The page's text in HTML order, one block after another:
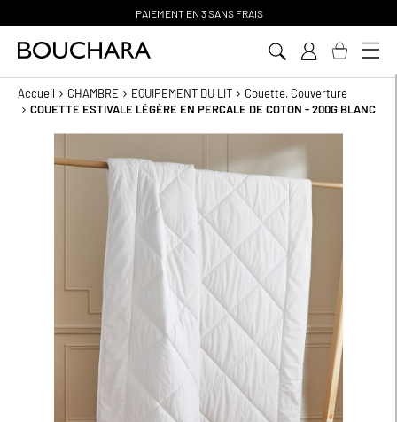
PAIEMENT EN 3 SANS FRAIS
Accueil CHAMBRE EQUIPEMENT DU LIT
Couette, Couverture
COUETTE ESTIVALE LÉGÈRE EN PERCALE DE COTON - 200G BLANC
à